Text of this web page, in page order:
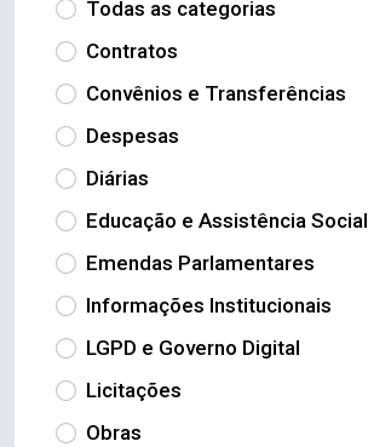
Todas as categorias
Contratos
Convênios e Transferências
Despesas
Diárias
Educação e Assistência Social
Emendas Parlamentares
Informações Institucionais
LGPD e Governo Digital
Licitações
Obras